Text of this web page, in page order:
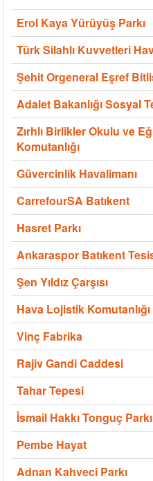
Erol Kaya Yürüyüş Parkı
Türk Silahlı Kuvvetleri
Şehit Orgeneral Eşref
Adalet Bakanlığı Sosyal
Zırhlı Birlikler Okulu ve
Komutanlığı
Güvercinlik Havalimanı
CarrefourSA Batıkent
Hasret Parkı
Ankaraspor Batıkent
Şen Yıldız Çarşısı
Hava Lojistik
Vinç Fabrika
Rajiv Gandi Caddesi
Tahar Tepesi
İsmail Hakkı Tonguç Parkı
Pembe Hayat
Adnan Kahveci Parkı